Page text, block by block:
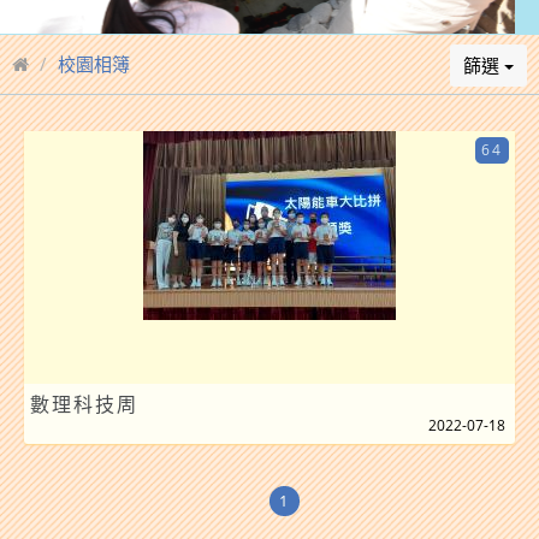
校園相簿 篩選
數理科技周
64
2022-07-18
1